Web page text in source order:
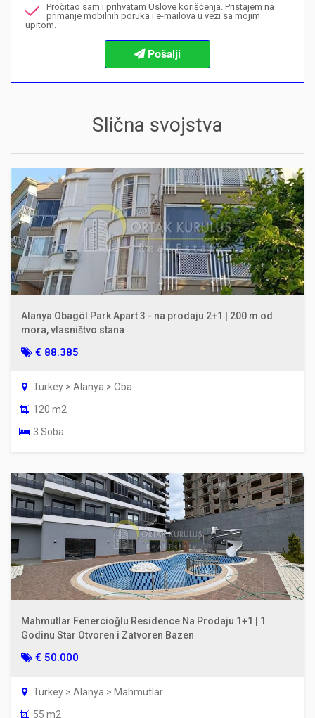
Želim da rezervišem gledanje
Pročitao sam i prihvatam Uslove korišćenja. Pristajem na
primanje mobilnih poruka i e-mailova u vezi sa mojim
upitom.
Slična svojstva
Alanya Obagöl Park Apart 3 - na prodaju 2+1 | 200 m od
mora, vlasništvo stana
€ 88.385
Turkey > Alanya > Oba
120 m2
3 Soba
Mahmutlar Fenercioğlu Residence Na Prodaju 1+1 | 1
Godinu Star Otvoren i Zatvoren Bazen
€ 50.000
Turkey > Alanya > Mahmutlar
55 m2